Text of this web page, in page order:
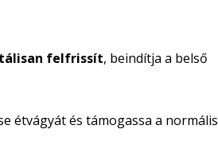
felfrissít, beindítja a belső
étvágyát és támogassa a normális